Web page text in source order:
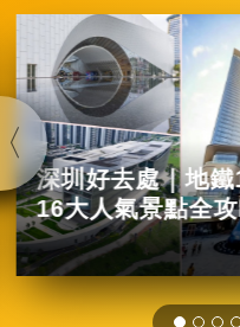
深圳好去處｜地
16大人氣景點全